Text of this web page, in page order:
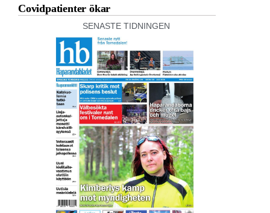
Covidpatienter ökar
SENASTE TIDNINGEN